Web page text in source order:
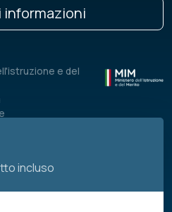
informazioni
e del
incluso